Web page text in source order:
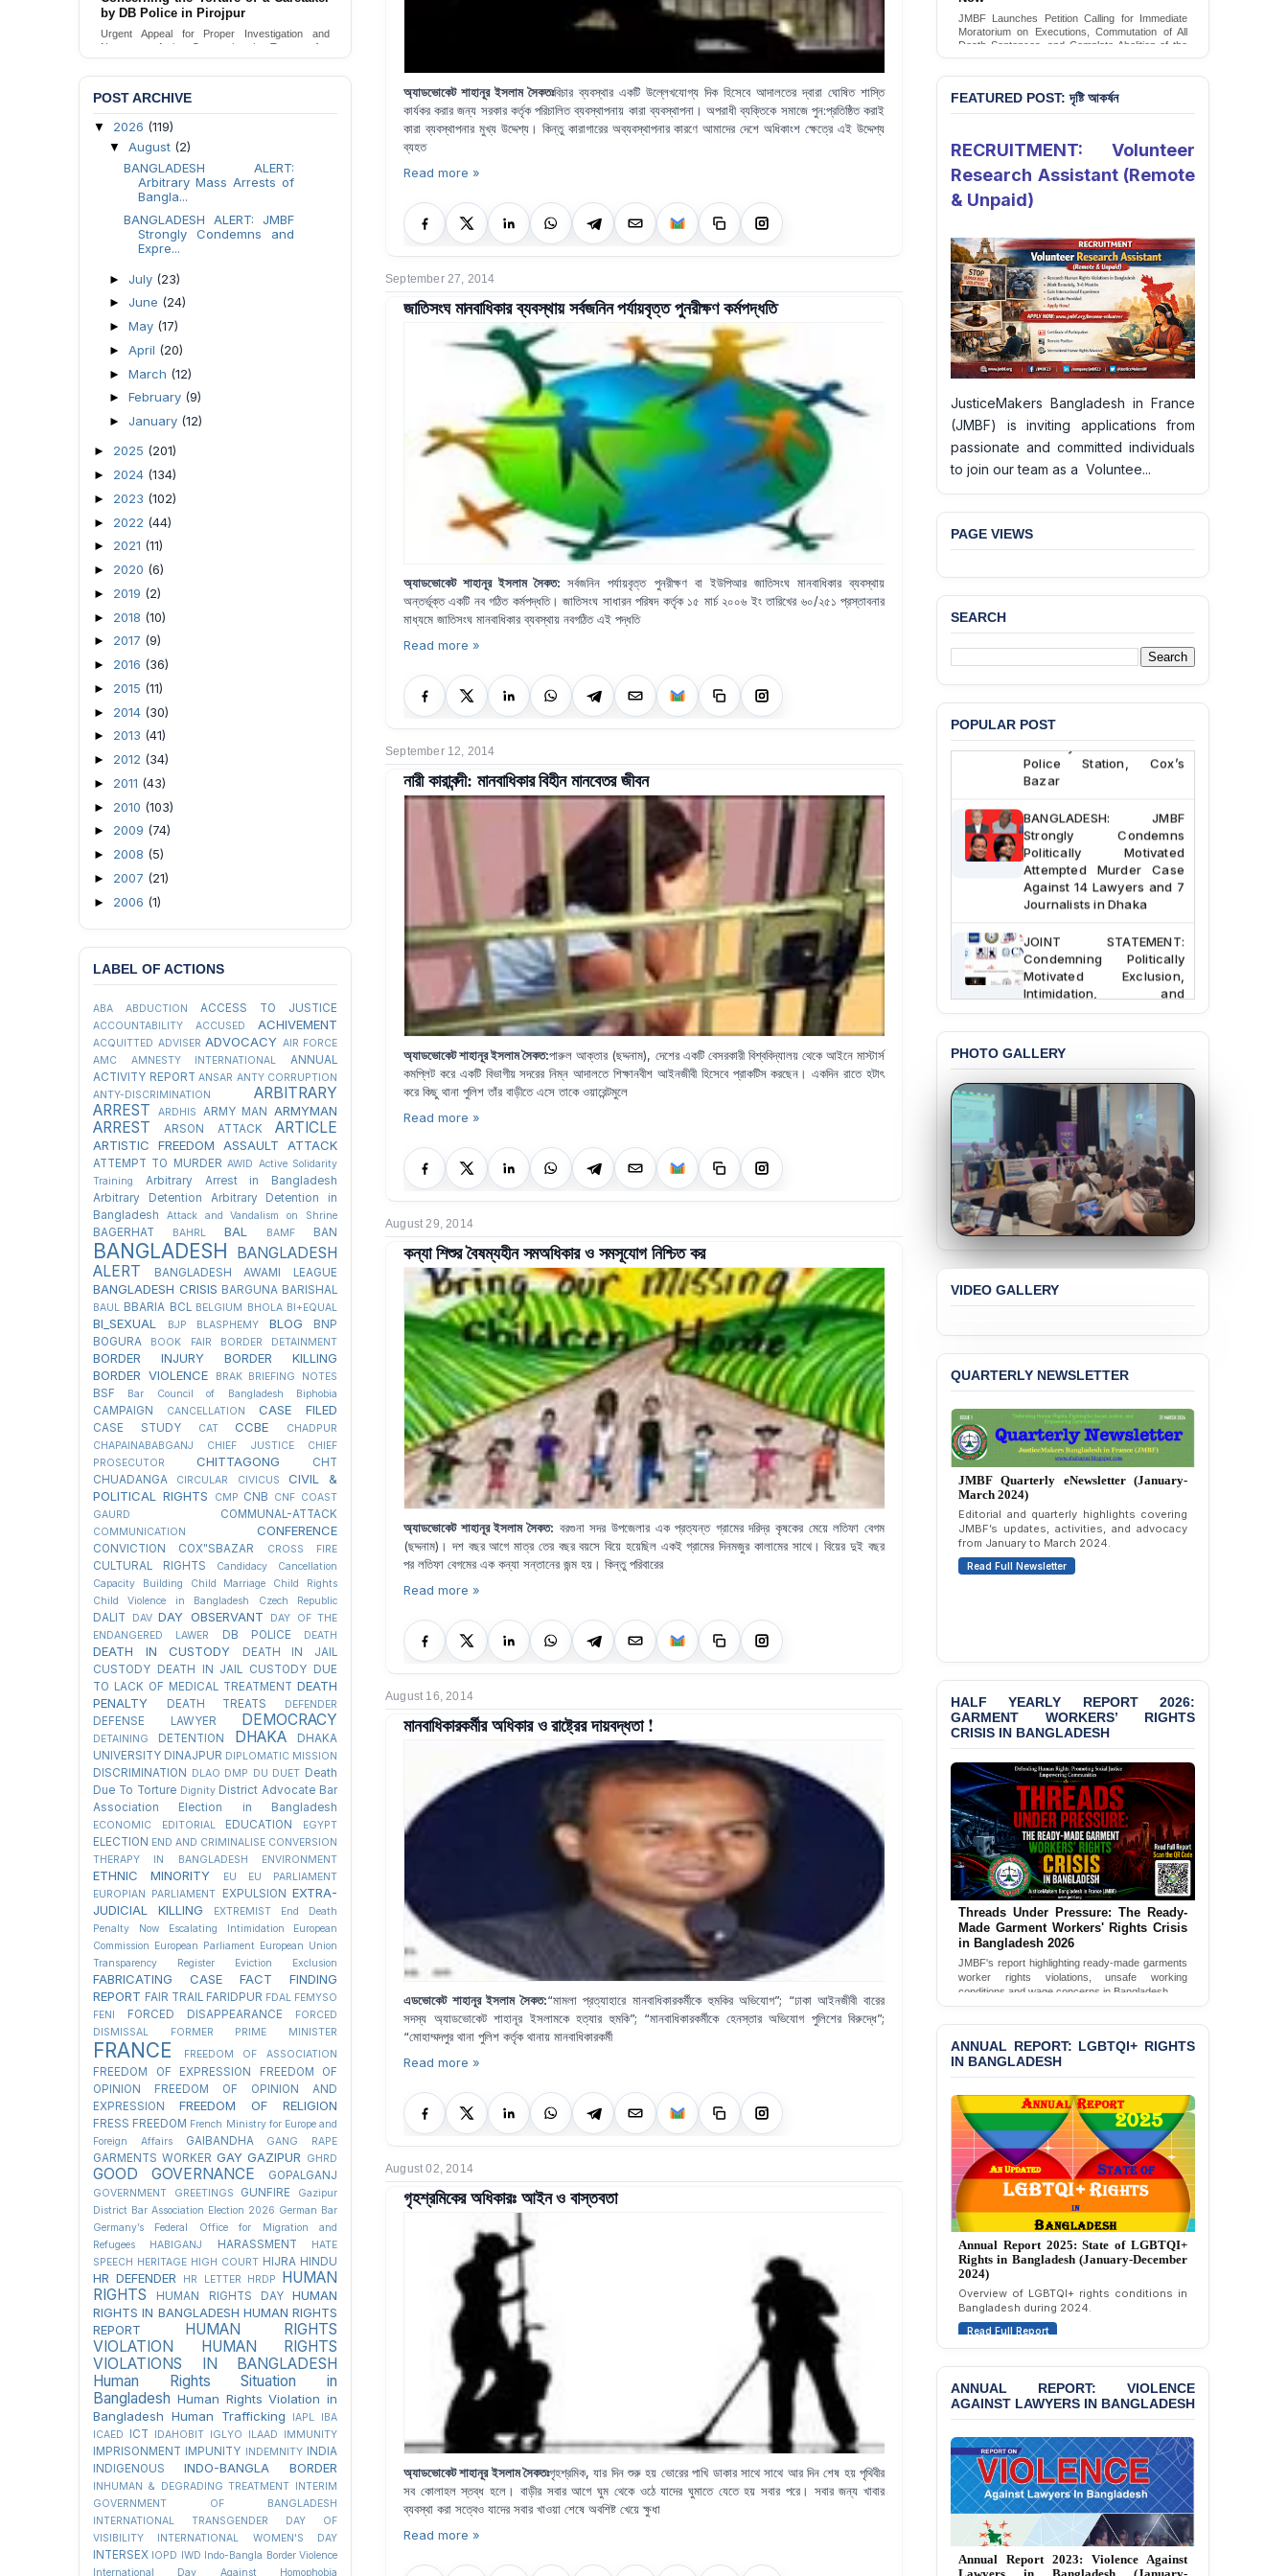
অ্যাডভোকেট শাহানূর ইসলাম সৈকতঃবিচার ব্যবস্থার একটি উল্লেখযোগ্য দিক হিসেবে আদালতের দ্বারা ঘোষিত শাস্তি
কার্যকর করার জন্য সরকার কর্তৃক পরিচালিত ব্যবস্থাপনায় কারা ব্যবস্থাপনা। অপরাধী ব্যক্তিকে সমাজে পুন:প্রতিষ্ঠিত করাই
কারা ব্যবস্থাপনার মুখ্য উদ্দেশ্য। কিন্তু কারাগারের অব্যবস্থাপনার কারণে আমাদের দেশে অধিকাংশ ক্ষেত্রে এই উদ্দেশ্য
ব্যহত
Read more »
September 27, 2014
জাতিসংঘ মানবাধিকার ব্যবস্থায় সর্বজনিন পর্যায়বৃত্ত পুনরীক্ষণ কর্মপদ্ধতি
অ্যাডভোকেট শাহানূর ইসলাম সৈকত:সর্বজনিন পর্যায়বৃত্ত পুনরীক্ষণ বা ইউপিআর জাতিসংঘ মানবাধিকার ব্যবস্থায়
অন্তর্ভূক্ত একটি নব গঠিত কর্মপদ্ধতি। জাতিসংঘ সাধারন পরিষদ কর্তৃক ১৫ মার্চ ২০০৬ ইং তারিখের ৬০/২৫১ প্রস্তাবনার
মাধ্যমে জাতিসংঘ মানবাধিকার ব্যবস্থায় নবগঠিত এই পদ্ধতি
Read more »
September 12, 2014
নারী কারাবন্দী: মানবাধিকার বিহীন মানবেতর জীবন
অ্যাডভোকেট শাহানূর ইসলাম সৈকত:পারুল আক্তার (ছদ্দনাম), দেশের একটি বেসরকারী বিশ্ববিদ্যালয় থেকে আইনে মাস্টার্স
কমপ্লিট করে একটি বিভাগীয় সদরের নিম্ন আদালতে শিক্ষানবীশ আইনজীবী হিসেবে প্রাকটিস করছেন। একদিন রাতে হটাৎ
করে কিছু থানা পুলিশ তাঁর বাড়ীতে এসে তাকে ওয়ারেন্টমুলে
Read more »
August 29, 2014
কন্যা শিশুর বৈষম্যহীন সমঅধিকার ও সমসূযোগ নিশ্চিত কর
অ্যাডভোকেট শাহানূর ইসলাম সৈকত: বরগুনা সদর উপজেলার এক প্রত্যন্ত গ্রামের দরিদ্র কৃষকের মেয়ে লতিফা বেগম
(ছদ্দনাম)। দশ বছর আগে মাত্র তের বছর বয়সে বিয়ে হয়েছিল একই গ্রামের দিনমজুর কালামের সাথে। বিয়ের দুই বছর
পর লতিফা বেগমের এক কন্যা সন্তানের জন্ম হয়। কিন্তু পরিবারের
Read more »
August 16, 2014
মানবাধিকারকর্মীর অধিকার ও রাষ্ট্রের দায়বদ্ধতা !
এডভোকেট শাহানূর ইসলাম সৈকত:“মামলা প্রত্যাহারে মানবাধিকারকর্মীকে হুমকির অভিযোগ”; “ঢাকা আইনজীবী বারের
সদস্য অ্যাডভোকেট শাহানূর ইসলামকে হত্যার হুমকি”; “মানবাধিকারকর্মীকে হেনস্তার অভিযোগ পুলিশের বিরুদ্ধে”;
“মোহাম্মদপুর থানা পুলিশ কর্তৃক থানায় মানবাধিকারকর্মী
Read more »
August 02, 2014
গৃহশ্রমিকের অধিকারঃ আইন ও বাস্তবতা
অ্যাডভোকেট শাহানূর ইসলাম সৈকতঃগৃহশ্রমিক, যার দিন শুরু হয় ভোরের পাখি ডাকার সাথে সাথে আর দিন শেষ হয় পৃথিবীর
সব কোলাহল স্তব্ধ হলে। বাড়ীর সবার আগে ঘুম থেকে ওঠে যাদের ঘুমাতে যেতে হয় সবার পরে। সবার জন্য খাবার
ব্যবস্থা করা সত্বেও যাদের সবার খাওয়া শেষে অবশিষ্ট খেয়ে ক্ষুধা
Read more »
by DB Police in Pirojpur
Urgent Appeal for Proper Investigation and
Necessary Action Concerning the Torture of a
Caretaker by DB Police in Pirojpur.
Urgent appeal for legal protection and immediate
safeguards for two detained lesbian young
women in Jamalpur.
POST ARCHIVE
▼ 2026 (119)
▼ August (2)
BANGLADESH ALERT:
Arbitrary Mass Arrests of
Bangla...
BANGLADESH ALERT: JMBF
Strongly Condemns and
Expre...
► July (23)
► June (24)
► May (17)
► April (20)
► March (12)
► February (9)
► January (12)
► 2025 (201)
► 2024 (134)
► 2023 (102)
► 2022 (44)
► 2021 (11)
► 2020 (6)
► 2019 (2)
► 2018 (10)
► 2017 (9)
► 2016 (36)
► 2015 (11)
► 2014 (30)
► 2013 (41)
► 2012 (34)
► 2011 (43)
► 2010 (103)
► 2009 (74)
► 2008 (5)
► 2007 (21)
► 2006 (1)
LABEL OF ACTIONS
ABA ABDUCTION ACCESS TO JUSTICE
ACCOUNTABILITY ACCUSED ACHIVEMENT
ACQUITTED ADVISER ADVOCACY AIR FORCE
AMC
AMNESTY INTERNATIONAL
ANNUAL
ACTIVITY REPORT ANSAR ANTY CORRUPTION
ANTY-DISCRIMINATION
ARBITRARY
ARREST
ARDHIS ARMY MAN ARMYMAN
ARREST ARSON ATTACK ARTICLE
ARTISTIC FREEDOM ASSAULT ATTACK
ATTEMPT TO MURDER AWID Active Solidarity
Training
Arbitrary Arrest in Bangladesh
Arbitrary Detention
Arbitrary Detention in
Bangladesh
Attack and Vandalism on Shrine
BAGERHAT BAHRL BAL BAMF BAN
BANGLADESH
BANGLADESH
ALERT
BANGLADESH AWAMI LEAGUE
BANGLADESH CRISIS BARGUNA BARISHAL
BAUL BBARIA BCL BELGIUM BHOLA BI+EQUAL
BI_SEXUAL BJP BLASPHEMY BLOG
BNP
BOGURA
BOOK FAIR BORDER DETAINMENT
BORDER INJURY
BORDER KILLING
BORDER VIOLENCE
BRAK BRIEFING NOTES
BSF Bar Council of Bangladesh Biphobia
CAMPAIGN CANCELLATION CASE FILED
CASE STUDY CAT CCBE
CHADPUR
CHAPAINABABGANJ
CHIEF JUSTICE
CHIEF
PROSECUTOR
CHITTAGONG
CHT
CHUADANGA
CIRCULAR CIVICUS
CIVIL &
POLITICAL RIGHTS
CMP CNB CNF COAST
GAURD
COMMUNAL-ATTACK
COMMUNICATION CONFERENCE
CONVICTION COX"SBAZAR CROSS FIRE
CULTURAL RIGHTS
Candidacy Cancellation
Capacity Building
Child Marriage
Child Rights
Child Violence in Bangladesh
Czech Republic
DALIT DAV DAY OBSERVANT
DAY OF THE
ENDANGERED LAWER
DB POLICE DEATH
DEATH IN CUSTODY
DEATH IN JAIL
CUSTODY
DEATH IN JAIL CUSTODY DUE
TO LACK OF MEDICAL TREATMENT DEATH
PENALTY
DEATH TREATS DEFENDER
DEFENSE LAWYER DEMOCRACY
DETAINING DETENTION DHAKA
DHAKA
UNIVERSITY DINAJPUR DIPLOMATIC MISSION
DISCRIMINATION DLAO DMP DU DUET Death
Due To Torture Dignity District Advocate Bar
Association Election in Bangladesh
ECONOMIC EDITORIAL EDUCATION EGYPT
ELECTION END AND CRIMINALISE CONVERSION
THERAPY IN BANGLADESH
ENVIRONMENT
ETHNIC MINORITY EU
EU PARLIAMENT
EUROPIAN PARLIAMENT
EXPULSION EXTRA-
JUDICIAL KILLING
EXTREMIST
End Death
Penalty Now
Escalating Intimidation
European
Commission European Parliament European Union
Transparency Register
Eviction Exclusion
FABRICATING CASE
FACT FINDING
REPORT FAIR TRAIL FARIDPUR FDAL FEMYSO
FENI
FORCED DISAPPEARANCE
FORCED
DISMISSAL
FORMER PRIME MINISTER
FRANCE FREEDOM OF ASSOCIATION
FREEDOM OF EXPRESSION
FREEDOM OF
OPINION
FREEDOM OF OPINION AND
EXPRESSION
FREEDOM OF RELIGION
FRESS FREEDOM French Ministry for Europe and
Foreign Affairs
GAIBANDHA GANG RAPE
GARMENTS WORKER GAY GAZIPUR GHRD
GOOD GOVERNANCE GOPALGANJ
GOVERNMENT GREETINGS GUNFIRE
Gazipur
District Bar Association Election 2026 German Bar
Germany’s Federal Office for Migration and
Refugees
HABIGANJ HARASSMENT
HATE
SPEECH HERITAGE HIGH COURT HIJRA HINDU
HR DEFENDER HR LETTER HRDP
HUMAN
RIGHTS
HUMAN RIGHTS DAY
HUMAN
RIGHTS IN BANGLADESH HUMAN RIGHTS
REPORT
HUMAN RIGHTS
VIOLATION
HUMAN RIGHTS
VIOLATIONS IN BANGLADESH
Human Rights Situation in
Bangladesh Human Rights Violation in
Bangladesh Human Trafficking IAPL
IBA
ICAED
ICT IDAHOBIT IGLYO ILAAD IMMUNITY
IMPRISONMENT IMPUNITY INDEMNITY
INDIA
INDIGENOUS
INDO-BANGLA BORDER
INHUMAN & DEGRADING TREATMENT INTERIM
GOVERNMENT OF BANGLADESH
INTERNATIONAL TRANSGENDER DAY OF
VISIBILITY
INTERNATIONAL WOMEN'S DAY
INTERSEX IOPD IWD Indo-Bangla Border Violence
International Day Against Homophobia
JMBF Launches Petition Calling for Immediate
Moratorium on Executions, Commutation of All
Death Sentences, and Complete Abolition of the
Death Penalty in Bangladesh
Sign Petition
Conversion Therapy in Bangladesh
JMBF launches an urgent campaign calling on
the Government of Bangladesh to end and
FEATURED POST: দৃষ্টি আকর্ষন
RECRUITMENT: Volunteer
Research Assistant (Remote
& Unpaid)
JusticeMakers Bangladesh in France
(JMBF) is inviting applications from
passionate and committed individuals
to join our team as a Voluntee...
PAGE VIEWS
SEARCH
POPULAR POST
BANGLADESH ALERT:
JMBF Deeply Concerned
and Strongly Condemns
the Death of Durjoy
Chowdhury in Police
Custody at Chakaria
Police Station, Cox’s
Bazar
BANGLADESH: JMBF
Strongly Condemns
Politically Motivated
Attempted Murder Case
Against 14 Lawyers and 7
Journalists in Dhaka
JOINT STATEMENT:
Condemning Politically
Motivated Exclusion,
Intimidation, and
Interference in the
Bangladesh
BANGLADESH ALERT:
Dismissal of Two
University Teachers on
Allegations of
“Blasphemy” — A Gross
Violation of Justice,
Academic Freedom, and
Human Rights
BANGLADESH ALERT:
JMBF Expresses Deep
Concern over the
Passage of a Bill Granting
Liabilities to July
Protesters
BANGLADESH ALERT:
JMBF Strongly Condemns
the Expulsion of a
Transgender Woman from
the Chhatra Dal
Committee
BANGLADESH: Call for
Immediate Release of
Unlawful, Politically
Motivated Arrests of
Bangladesh 2026
BANGLADESH ALERT:
JMBF Condemns Police
‘Special Directive’ on
Politically Motivated
Shown Arrests
PRESS RELEASE: JMBF
Releases 2024 Annual
Report on the State of
LGBTQI+ Rights in
Bangladesh
BANGLADESH ALERT:
JMBF Deeply Concerned
and Strongly Condemns
the Death of Durjoy
Chowdhury in Police
Custody at Chakaria
Police Station, Cox’s
Bazar
BANGLADESH: JMBF
Strongly Condemns
Politically Motivated
Attempted Murder Case
Against 14 Lawyers and 7
Journalists in Dhaka
JOINT STATEMENT:
Condemning Politically
Intimidation, and
Interference in the
Democratic Governance
BANGLADESH ALERT:
Allegations of
“Blasphemy” — A Gross
Violation of Justice,
Academic Freedom, and
Human Rights
BANGLADESH ALERT:
PHOTO GALLERY
VIDEO GALLERY
QUARTERLY NEWSLETTER
JMBF Quarterly eNewsletter (January-
March 2024)
Editorial and quarterly highlights covering
JMBF’s updates, activities, and advocacy
from January to March 2024.
Read Full Newsletter
HALF YEARLY REPORT 2026:
GARMENT WORKERS’ RIGHTS
CRISIS IN BANGLADESH
Threads Under Pressure: The Ready-
Made Garment Workers' Rights Crisis
in Bangladesh 2026
JMBF's report highlighting ready-made garments
worker rights violations, unsafe working
conditions and wage concerns in Bangladesh.
ANNUAL REPORT: LGBTQI+ RIGHTS
IN BANGLADESH
Annual Report 2025: State of LGBTQI+
Rights in Bangladesh (January-December
2024)
Overview of LGBTQI+ rights conditions in
Bangladesh during 2024.
Read Full Report
ANNUAL REPORT: VIOLENCE
AGAINST LAWYERS IN BANGLADESH
Annual Report 2023: Violence Against